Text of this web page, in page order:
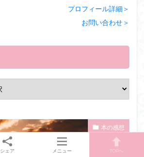
プロフィール詳細＞
お問い合わせ＞
本の感想
シェア メニュー TOPへ